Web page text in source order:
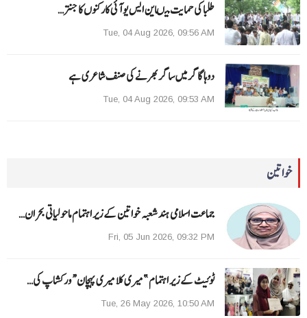
طلبا کی حمایت میںاین ایس یو آئی کارکنوں کا جنتر…
Tue, 04 Aug 2026, 09:56 AM
دوہا گاگر میں ساگر بھرنے کی صنف شاعری ہے
Tue, 04 Aug 2026, 09:53 AM
خواتین
جماعت اسلامی ہند شعبہ خواتین کے زیر اہتمام ماحولیاتی بحران…
Fri, 05 Jun 2026, 09:32 PM
ٹوئیٹ کے زیر اہتمام ”میری کلا میری پہچان“ ورکشاپ کی…
Tue, 26 May 2026, 10:50 AM